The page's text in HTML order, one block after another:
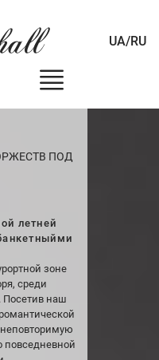
UA/RU
ПОД
летней
зоне
среди
Посетив наш
повседневной